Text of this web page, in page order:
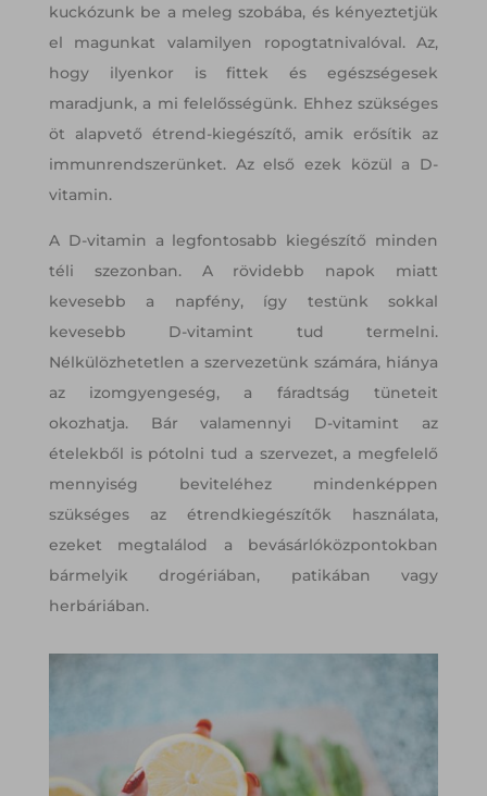
kuckózunk be a meleg szobába, és kényeztetjük
el magunkat valamilyen ropogtatnivalóval. Az,
hogy ilyenkor is fittek és egészségesek
maradjunk, a mi felelősségünk. Ehhez szükséges
öt alapvető étrend-kiegészítő, amik erősítik az
immunrendszerünket. Az első ezek közül a D-
vitamin.
A D-vitamin a legfontosabb kiegészítő minden
téli szezonban. A rövidebb napok miatt
kevesebb a napfény, így testünk sokkal
kevesebb D-vitamint tud termelni.
Nélkülözhetetlen a szervezetünk számára, hiánya
az izomgyengeség, a fáradtság tüneteit
okozhatja. Bár valamennyi D-vitamint az
ételekből is pótolni tud a szervezet, a megfelelő
mennyiség beviteléhez mindenképpen
szükséges az étrendkiegészítők használata,
ezeket megtalálod a bevásárlóközpontokban
bármelyik drogériában, patikában vagy
herbáriában.